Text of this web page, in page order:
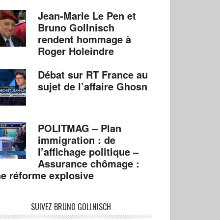
Jean-Marie Le Pen et
Bruno Gollnisch
rendent hommage à
Roger Holeindre
Débat sur RT France au
sujet de l’affaire Ghosn
POLITMAG – Plan
immigration : de
l’affichage politique –
Assurance chômage :
réforme explosive
SUIVEZ BRUNO GOLLNISCH